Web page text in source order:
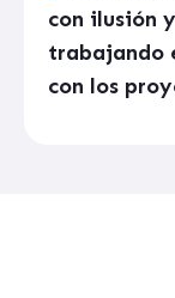
con ilusión
trabajando
con los